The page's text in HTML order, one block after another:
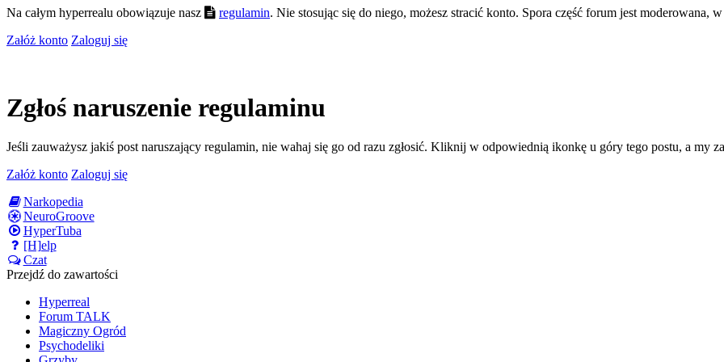
Na całym hyperrealu obowiązuje nasz regulamin. Nie stosując się do niego, możesz stracić konto. Spora część forum jest moderowana,
Załóż konto Zaloguj się
Zgłoś naruszenie regulaminu
Jeśli zauważysz jakiś post naruszający regulamin, nie wahaj się go od razu zgłosić. Kliknij w odpowiednią ikonkę u góry tego postu, a my
Załóż konto Zaloguj się
Narkopedia
NeuroGroove
HyperTuba
[H]elp
Czat
Przejdź do zawartości
Hyperreal
Forum TALK
Magiczny Ogród
Psychodeliki